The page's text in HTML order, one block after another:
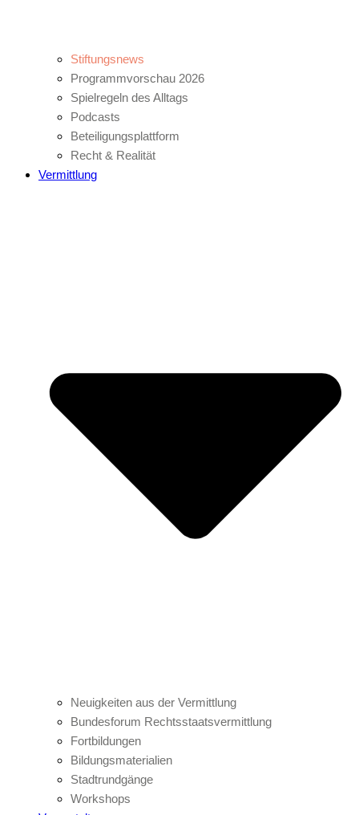
Stiftungsnews
Programmvorschau 2026
Spielregeln des Alltags
Podcasts
Beteiligungsplattform
Recht & Realität
Vermittlung
Neuigkeiten aus der Vermittlung
Bundesforum Rechtsstaatsvermittlung
Fortbildungen
Bildungsmaterialien
Stadtrundgänge
Workshops